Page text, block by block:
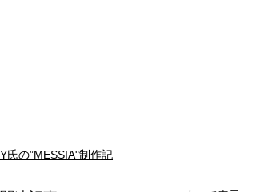
Y氏の”MESSIA"制作記